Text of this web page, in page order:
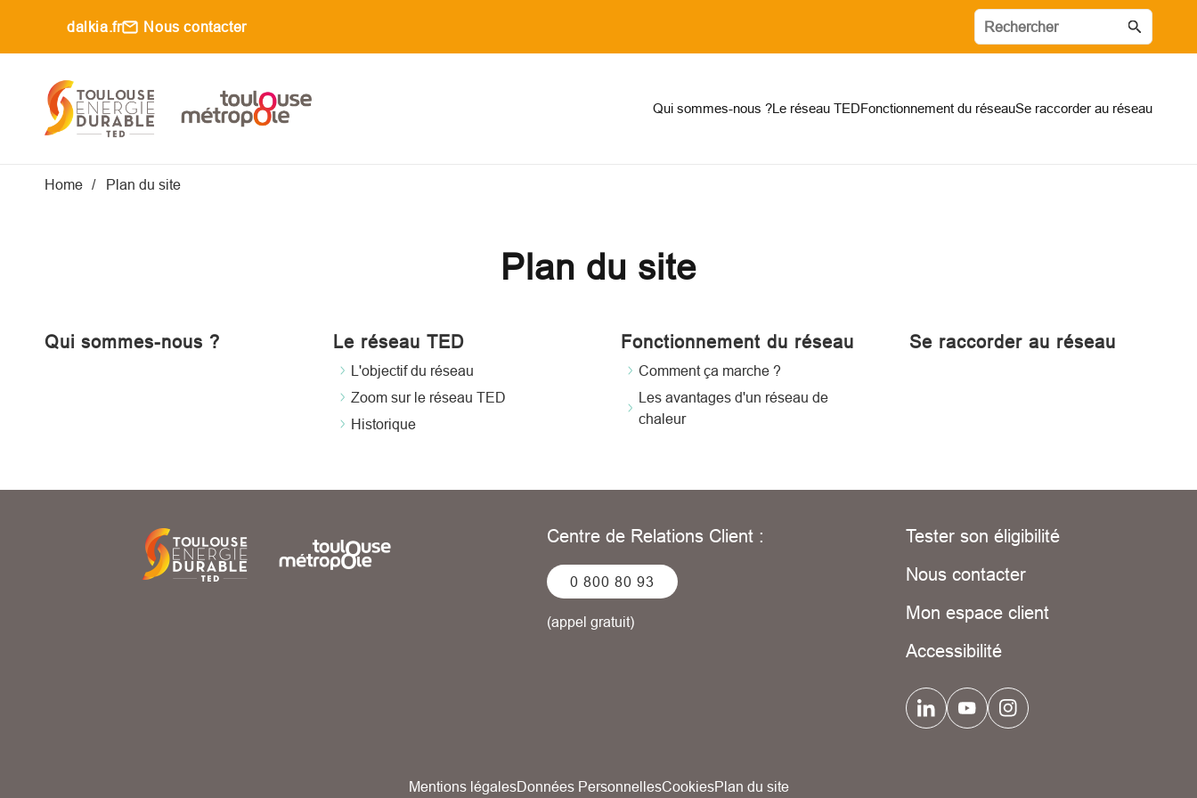
dalkia.fr Nous contacter
Qui sommes-nous ?Le réseau TEDFonctionnement du réseauSe raccorder au réseau
Fil d'Ariane
Home Plan du site
Plan du site
Qui sommes-nous ? Le réseau TED
L'objectif du réseau
Zoom sur le réseau TED
Historique
Fonctionnement du réseau
Comment ça marche ?
Les avantages d'un réseau de
chaleur
Se raccorder au réseau
Centre de Relations Client :
0 800 80 93
(appel gratuit)
Tester son éligibilité
Nous contacter
Mon espace client
Accessibilité
Mentions légalesDonnées PersonnellesCookiesPlan du site